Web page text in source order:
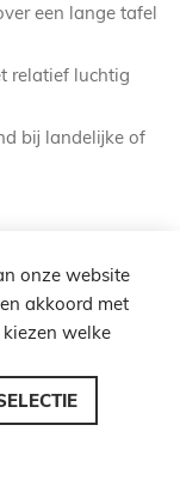
een lange tafel
relatief luchtig
bij landelijke of
/ €99 in
onze website
akkoord met
welke